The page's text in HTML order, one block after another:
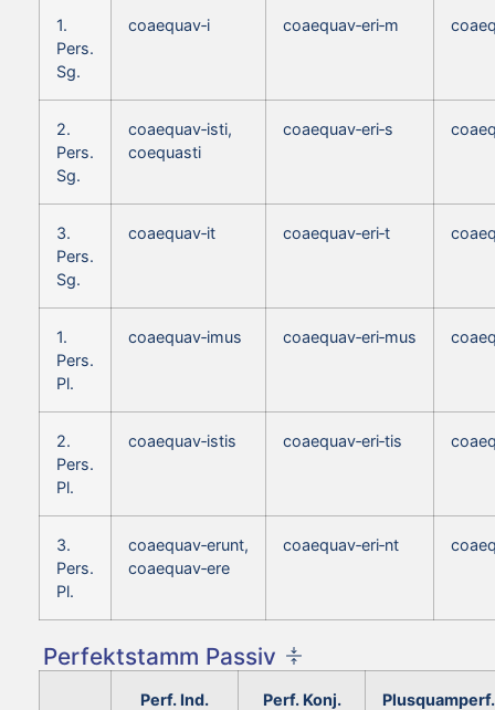
1.
Pers.
Sg.
coaequav‑i coaequav‑eri‑m
2.
Pers.
Sg.
coaequav‑isti,
coequasti
coaequav‑eri‑s
3.
Pers.
Sg.
coaequav‑it coaequav‑eri‑t
1.
Pers.
Pl.
coaequav‑imus coaequav‑eri‑mus
2.
Pers.
Pl.
coaequav‑istis coaequav‑eri‑tis
3.
Pers.
Pl.
coaequav‑erunt,
coaequav‑ere
coaequav‑eri‑nt
Perfektstamm Passiv
Perf. Ind.
Perf. Konj.
Plusquamperf.